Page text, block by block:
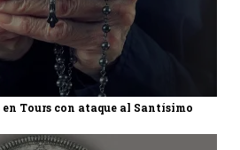
Tours con ataque al Santísimo